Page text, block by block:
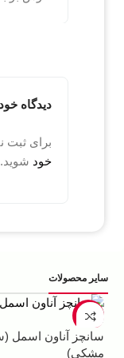
دیدگاه
برای ثبت
خود شوید.
سایر محصولات
-13%
سانچز آناون اسمل
مشکی)